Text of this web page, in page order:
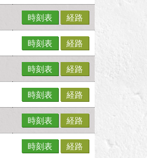
時刻表 経路
時刻表 経路
時刻表 経路
時刻表 経路
時刻表 経路
時刻表 経路